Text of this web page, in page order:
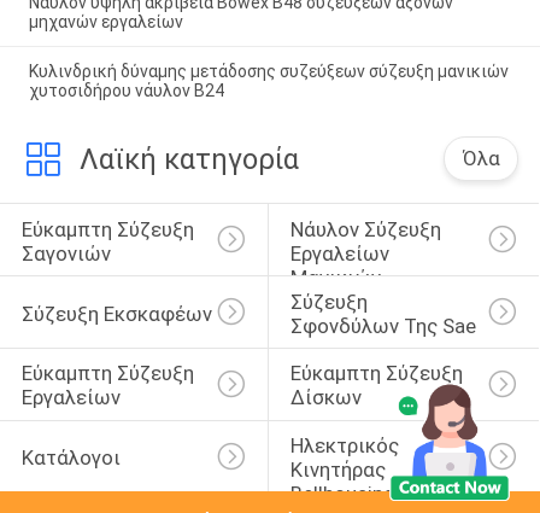
μηχανών εργαλείων
Κυλινδρική δύναμης μετάδοσης συζεύξεων σύζευξη μανικιών
χυτοσιδήρου νάυλον B24
Λαϊκή κατηγορία Όλα
Εύκαμπτη Σύζευξη
Σαγονιών
Νάυλον Σύζευξη
Εργαλείων
Μανικιών
Σύζευξη Εκσκαφέων
Σύζευξη
Σφονδύλων Της Sae
Εύκαμπτη Σύζευξη
Εργαλείων
Εύκαμπτη Σύζευξη
Δίσκων
Κατάλογοι
Ηλεκτρικός
Κινητήρας
Bellhousing